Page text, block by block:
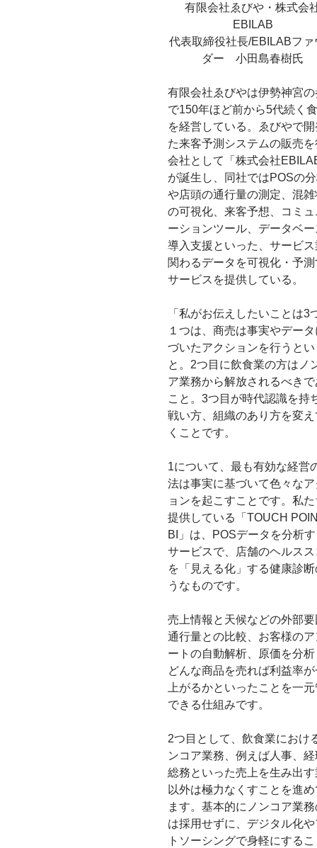
有限会社ゑびや・株式会
EBILAB
代表取締役社長/EBILABファ
ダー 小田島春樹氏
有限会社ゑびやは伊勢神宮
で150年ほど前から5代続く
を経営している。ゑびやで
た来客予測システムの販売
会社として「株式会社
が誕生し、同社ではPOSの
や店頭の通行量の測定、混
の可視化、来客予想、コミ
ーションツール、データベ
導入支援といった、サービ
関わるデータを可視化・予
サービスを提供している。
「私がお伝えしたいことは3
１つは、商売は事実やデー
づいたアクションを行うと
と。2つ目に飲食業の方はノ
ア業務から解放されるべき
こと。3つ目が時代認識を持
戦い方、組織のあり方を変
くことです。
1について、最も有効な経営
法は事実に基づいて色々な
ョンを起こすことです。私
提供している「TOUCH
BI」は、POSデータを分析
サービスで、店舗のヘルス
を「見える化」する健康診
うなものです。
売上情報と天候などの外部
通行量との比較、お客様の
ートの自動解析、原価を分
どんな商品を売れば利益率
上がるかといったことを一
できる仕組みです。
2つ目として、飲食業におけ
ンコア業務、例えば人事、
総務といった売上を生み出
以外は極力なくすことを進
ます。基本的にノンコア業
は採用せずに、デジタル化
トソーシングで身軽にする